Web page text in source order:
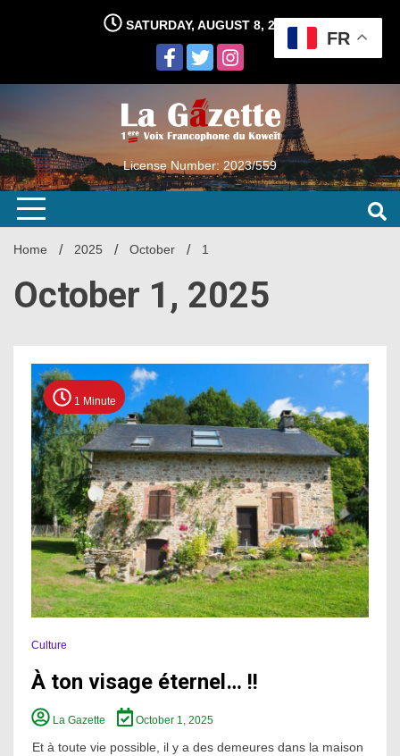
SATURDAY, AUGUST 8, 2026
License Number: 2023/559
Home 2025 October 1
October 1, 2025
1 Minute
Culture
À ton visage éternel… !!
La Gazette October 1, 2025
Et à toute vie possible, il y a des demeures dans la maison
FR